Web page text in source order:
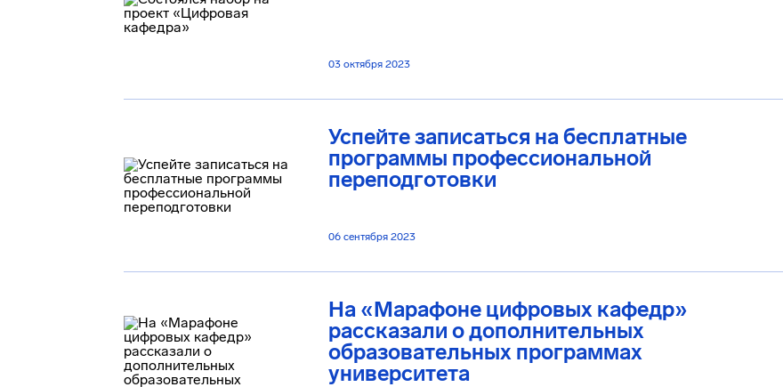
03 октября 2023
Успейте записаться на бесплатные
программы профессиональной
переподготовки
06 сентября 2023
На «Марафоне цифровых кафедр»
рассказали о дополнительных
образовательных программах
университета